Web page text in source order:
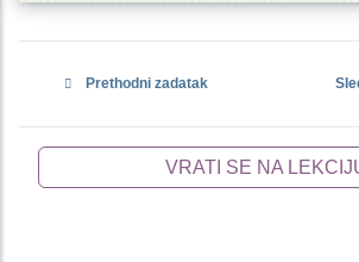
Prethodni zadatak
VRATI SE NA